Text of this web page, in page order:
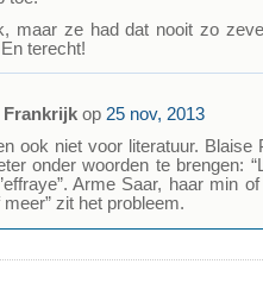
maar ze had dat nooit zo
terecht!
op 25 nov, 2013
ook niet voor literatuur. Blaise
onder woorden te brengen:
Arme Saar, haar min
zit het probleem.